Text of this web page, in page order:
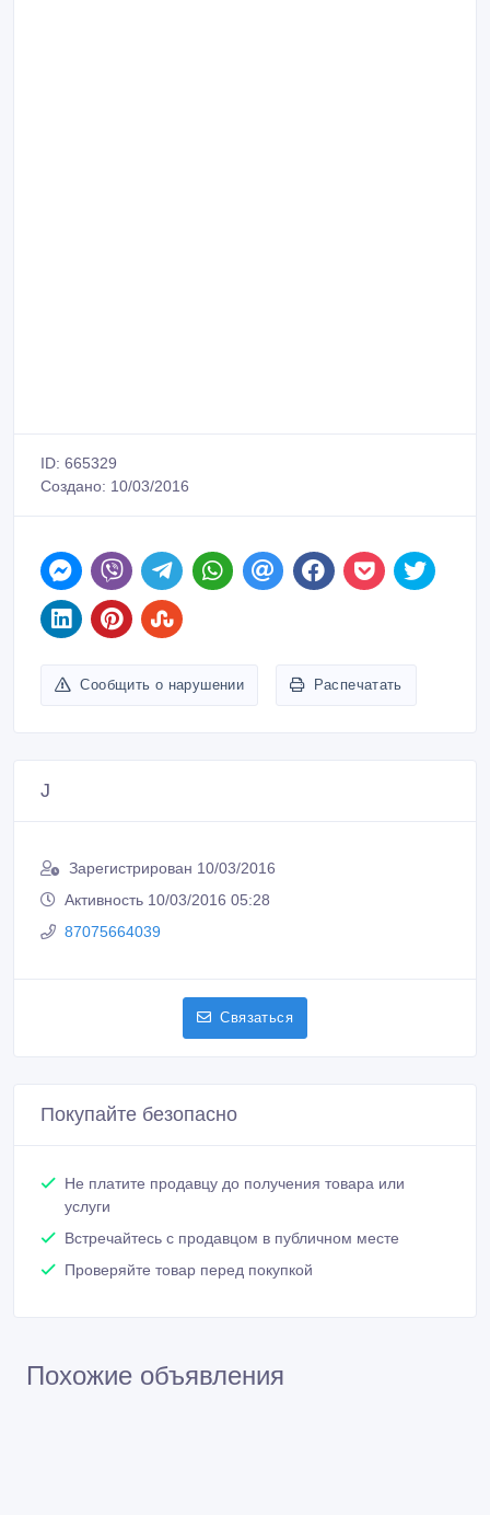
ID: 665329
Создано: 10/03/2016
Сообщить о нарушении Распечатать
J
Зарегистрирован 10/03/2016
Активность 10/03/2016 05:28
87075664039
Связаться
Покупайте безопасно
Не платите продавцу до получения товара или
услуги
Встречайтесь с продавцом в публичном месте
Проверяйте товар перед покупкой
Похожие объявления